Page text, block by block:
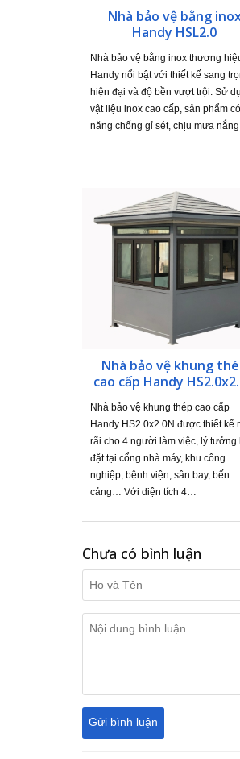
Nhà bảo vệ bằng
Handy HSL2.0
Nhà bảo vệ bằng inox thương
Handy nổi bật với thiết kế sang
hiện đại và độ bền vượt trội. Sử
vật liệu inox cao cấp, sản phẩm
năng chống gỉ sét, chịu mưa
Nhà bảo vệ khung
cao cấp Handy
Nhà bảo vệ khung thép cao cấp
Handy HS2.0x2.0N được thiết kế
rãi cho 4 người làm việc, lý tưởng
đặt tại cổng nhà máy, khu công
nghiệp, bệnh viện, sân bay, bến
cảng… Với diện tích 4…
Chưa có bình luận